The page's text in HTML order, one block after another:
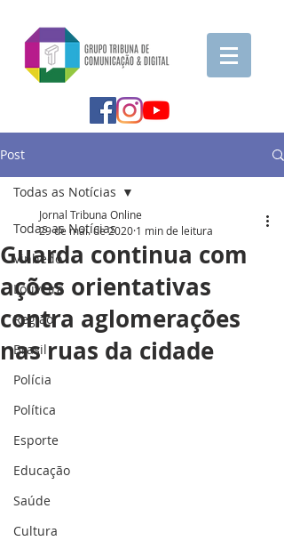
Post
Todas as Notícias
Vinhedo
Louveira
Região
Brasil
Polícia
Política
Esporte
Educação
Saúde
Cultura
Todas as Notícias
Guarda continua com
ações orientativas
contra aglomerações
nas ruas da cidade
Jornal Tribuna Online
29 de mai. de 2020 1 min de leitura